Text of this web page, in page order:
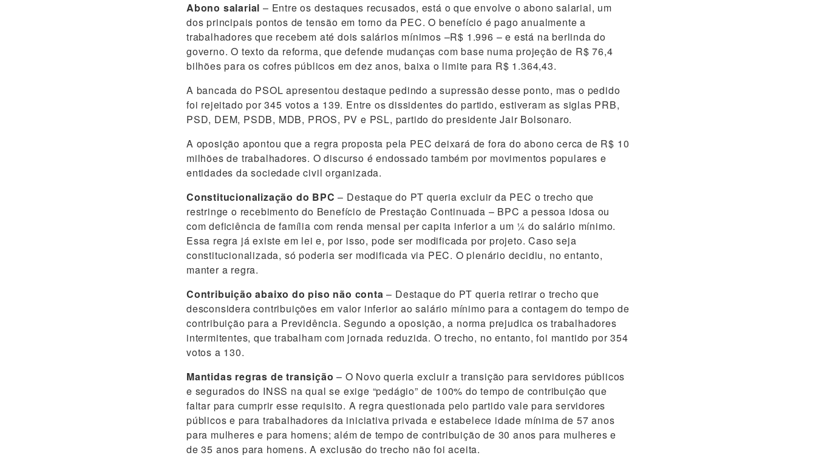
Abono salarial – Entre os destaques recusados, está o que envolve o abono salarial, um
dos principais pontos de tensão em torno da PEC. O benefício é pago anualmente a
trabalhadores que recebem até dois salários mínimos –R$ 1.996 – e está na berlinda do
governo. O texto da reforma, que defende mudanças com base numa projeção de R$ 76,4
bilhões para os cofres públicos em dez anos, baixa o limite para R$ 1.364,43.
A bancada do PSOL apresentou destaque pedindo a supressão desse ponto, mas o pedido
foi rejeitado por 345 votos a 139. Entre os dissidentes do partido, estiveram as siglas PRB,
PSD, DEM, PSDB, MDB, PROS, PV e PSL, partido do presidente Jair Bolsonaro.
A oposição apontou que a regra proposta pela PEC deixará de fora do abono cerca de R$ 10
milhões de trabalhadores. O discurso é endossado também por movimentos populares e
entidades da sociedade civil organizada.
Constitucionalização do BPC – Destaque do PT queria excluir da PEC o trecho que
restringe o recebimento do Benefício de Prestação Continuada – BPC a pessoa idosa ou
com deficiência de família com renda mensal per capita inferior a um ¼ do salário mínimo.
Essa regra já existe em lei e, por isso, pode ser modificada por projeto. Caso seja
constitucionalizada, só poderia ser modificada via PEC. O plenário decidiu, no entanto,
manter a regra.
Contribuição abaixo do piso não conta – Destaque do PT queria retirar o trecho que
desconsidera contribuições em valor inferior ao salário mínimo para a contagem do tempo de
contribuição para a Previdência. Segundo a oposição, a norma prejudica os trabalhadores
intermitentes, que trabalham com jornada reduzida. O trecho, no entanto, foi mantido por 354
votos a 130.
Mantidas regras de transição – O Novo queria excluir a transição para servidores públicos
e segurados do INSS na qual se exige “pedágio” de 100% do tempo de contribuição que
faltar para cumprir esse requisito. A regra questionada pelo partido vale para servidores
públicos e para trabalhadores da iniciativa privada e estabelece idade mínima de 57 anos
para mulheres e para homens; além de tempo de contribuição de 30 anos para mulheres e
de 35 anos para homens. A exclusão do trecho não foi aceita.